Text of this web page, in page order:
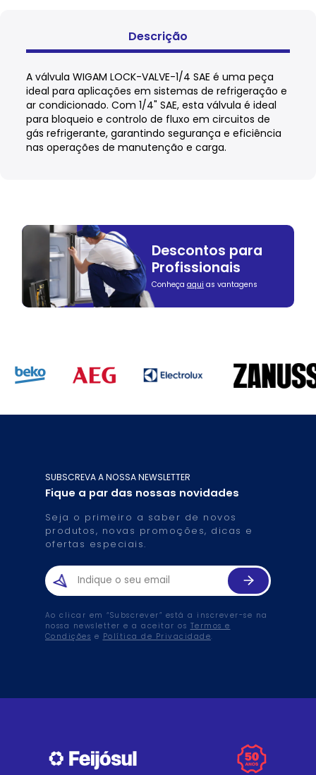
Descrição
A válvula WIGAM LOCK-VALVE-1/4 SAE é uma peça
ideal para aplicações em sistemas de refrigeração e
ar condicionado. Com 1/4" SAE, esta válvula é ideal
para bloqueio e controlo de fluxo em circuitos de
gás refrigerante, garantindo segurança e eficiência
nas operações de manutenção e carga.
Descontos para
Profissionais
Conheça aqui as vantagens
SUBSCREVA A NOSSA NEWSLETTER
Fique a par das nossas novidades
Seja o primeiro a saber de novos
produtos, novas promoções, dicas e
ofertas especiais.
Ao clicar em “Subscrever” está a inscrever-se na
nossa newsletter e a aceitar os Termos e
Condições e Política de Privacidade.